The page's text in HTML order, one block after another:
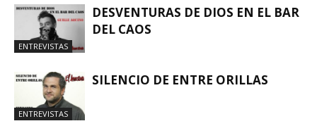
ENTREVISTAS
DESVENTURAS DE DIOS EN EL BAR
DEL CAOS
ENTREVISTAS
SILENCIO DE ENTRE ORILLAS